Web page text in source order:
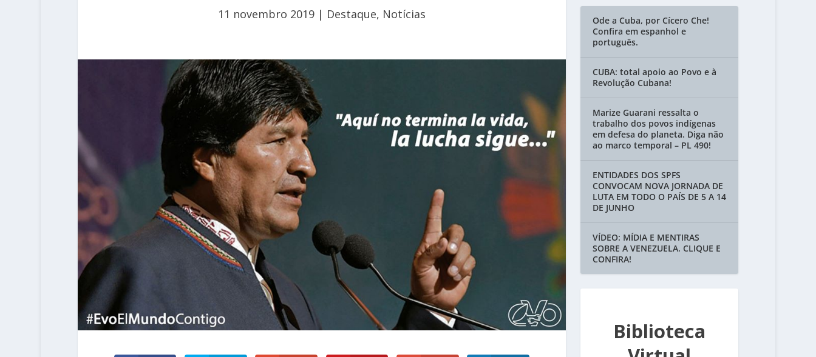
11 novembro 2019| Destaque, Notícias
Ode a Cuba, por Cícero Che!
Confira em espanhol e
português.
CUBA: total apoio ao Povo e à
Revolução Cubana!
Marize Guarani ressalta o
trabalho dos povos indígenas
em defesa do planeta. Diga não
ao marco temporal – PL 490!
ENTIDADES DOS SPFS
CONVOCAM NOVA JORNADA DE
LUTA EM TODO O PAÍS DE 5 A 14
DE JUNHO
VÍDEO: MÍDIA E MENTIRAS
SOBRE A VENEZUELA. CLIQUE E
CONFIRA!
Biblioteca